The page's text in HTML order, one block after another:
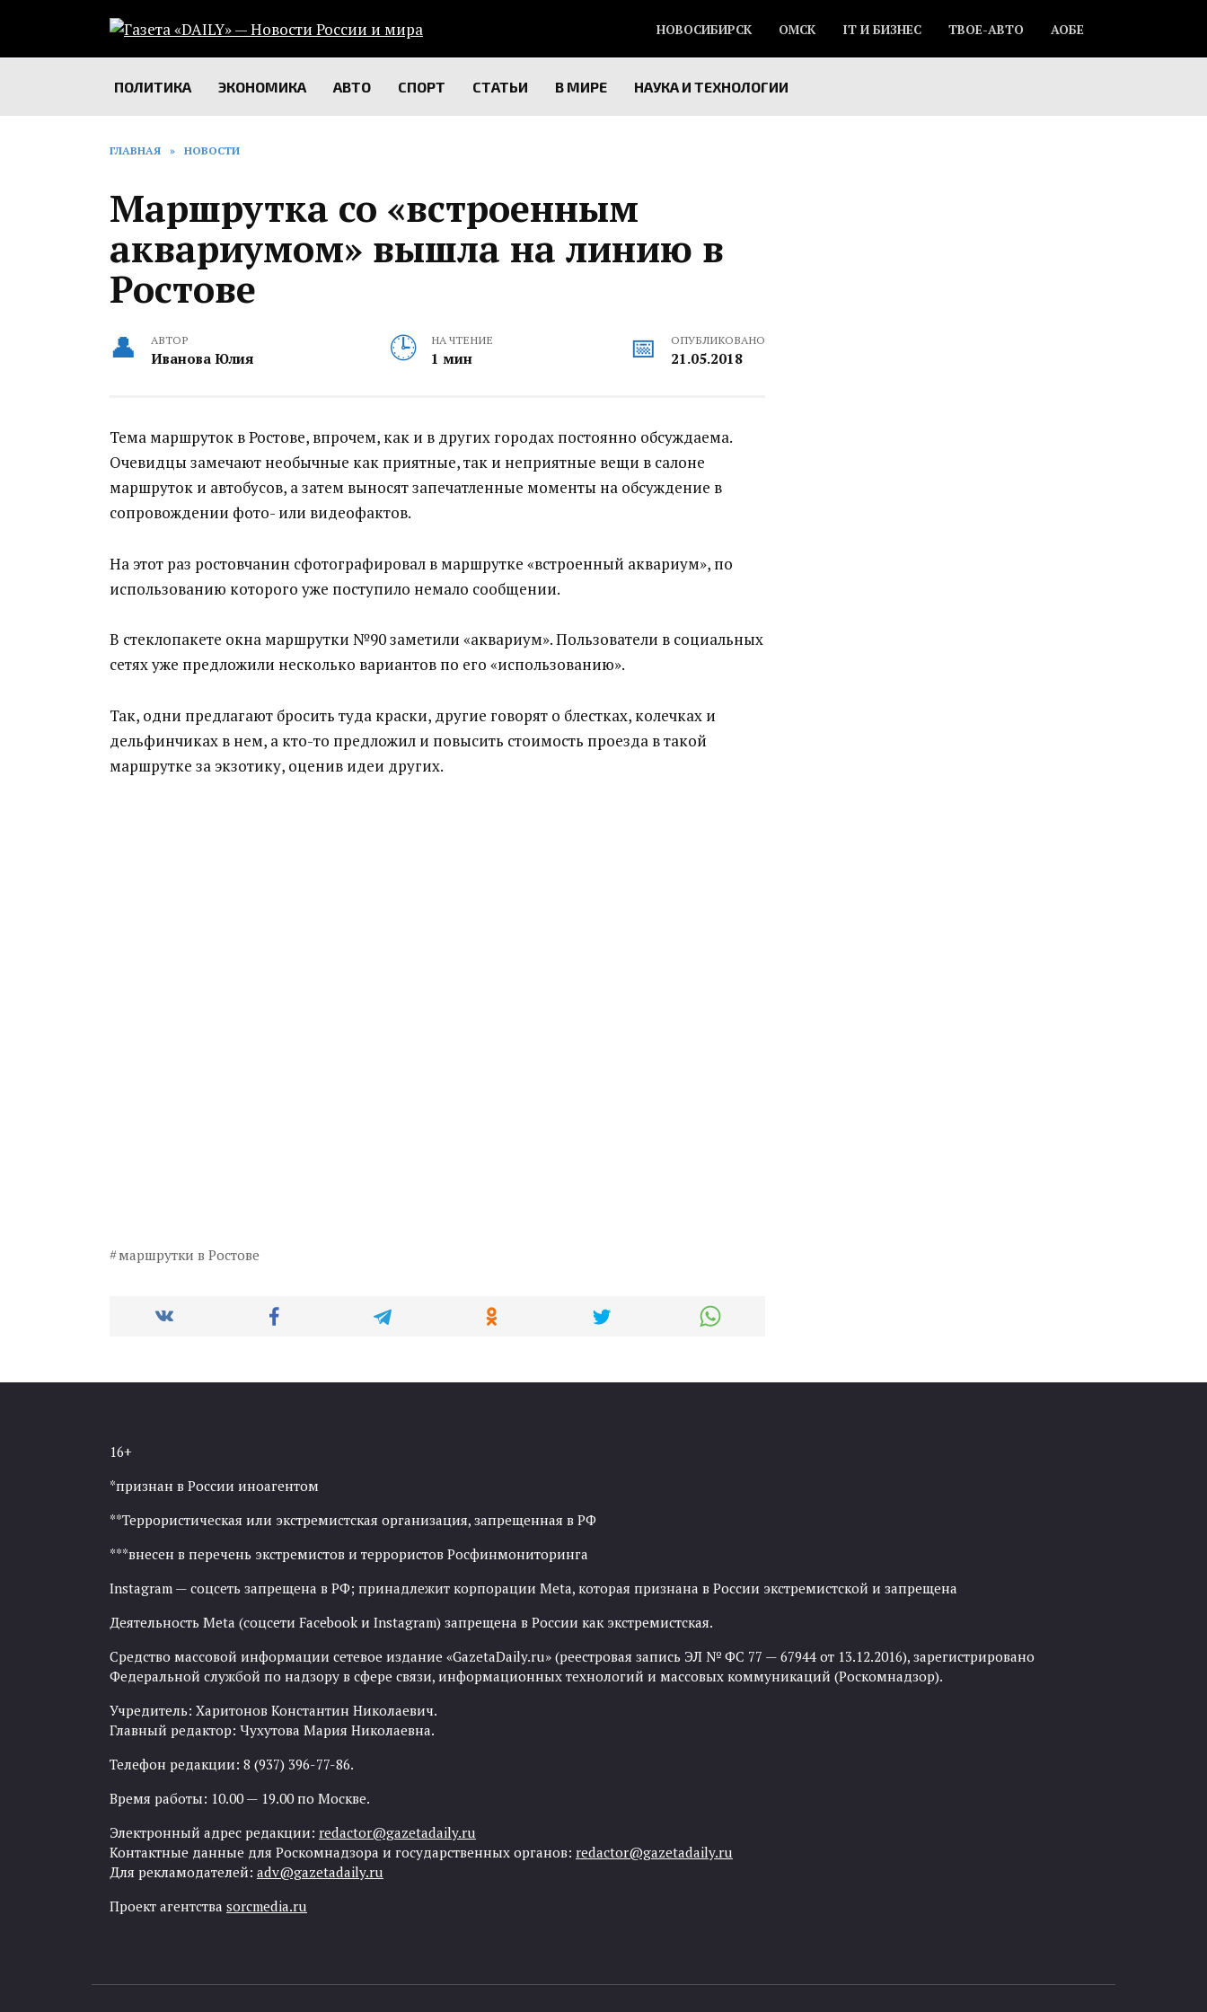
содержанию
НОВОСИБИРСК ОМСК IT И БИЗНЕС ТВОЕ-АВТО АОБЕ
ПОЛИТИКА ЭКОНОМИКА АВТО СПОРТ СТАТЬИ В МИРЕ НАУКА И ТЕХНОЛОГИИ
ГЛАВНАЯ » НОВОСТИ
Маршрутка со «встроенным
аквариумом» вышла на линию в
Ростове
АВТОР
Иванова Юлия
НА ЧТЕНИЕ
1 мин
ОПУБЛИКОВАНО
21.05.2018
Тема маршруток в Ростове, впрочем, как и в других городах постоянно обсуждаема.
Очевидцы замечают необычные как приятные, так и неприятные вещи в салоне
маршруток и автобусов, а затем выносят запечатленные моменты на обсуждение в
сопровождении фото- или видеофактов.
На этот раз ростовчанин сфотографировал в маршрутке «встроенный аквариум», по
использованию которого уже поступило немало сообщении.
В стеклопакете окна маршрутки №90 заметили «аквариум». Пользователи в социальных
сетях уже предложили несколько вариантов по его «использованию».
Так, одни предлагают бросить туда краски, другие говорят о блестках, колечках и
дельфинчиках в нем, а кто-то предложил и повысить стоимость проезда в такой
маршрутке за экзотику, оценив идеи других.
маршрутки в Ростове
16+
*признан в России иноагентом
**Террористическая или экстремистская организация, запрещенная в РФ
***внесен в перечень экстремистов и террористов Росфинмониторинга
Instagram — соцсеть запрещена в РФ; принадлежит корпорации Meta, которая признана в России экстремистской и запрещена
Деятельность Meta (соцсети Facebook и Instagram) запрещена в России как экстремистская.
Средство массовой информации сетевое издание «GazetaDaily.ru» (реестровая запись ЭЛ № ФС 77 — 67944 от 13.12.2016), зарегистрировано
Федеральной службой по надзору в сфере связи, информационных технологий и массовых коммуникаций (Роскомнадзор).
Учредитель: Харитонов Константин Николаевич.
Главный редактор: Чухутова Мария Николаевна.
Телефон редакции: 8 (937) 396-77-86.
Время работы: 10.00 — 19.00 по Москве.
Электронный адрес редакции: redactor@gazetadaily.ru
Контактные данные для Роскомнадзора и государственных органов: redactor@gazetadaily.ru
Для рекламодателей: adv@gazetadaily.ru
Проект агентства sorcmedia.ru